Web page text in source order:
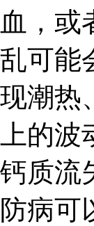
血，或
乱可能
现潮热
上的
钙质流
防病可